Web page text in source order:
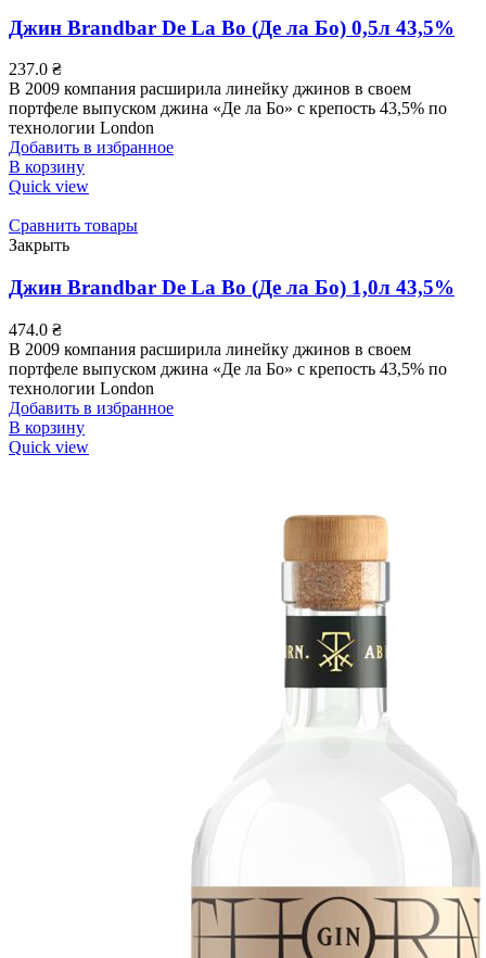
Джин Brandbar De La Bo (Де ла Бо) 0,5л 43,5%
237.0 ₴
В 2009 компания расширила линейку джинов в своем
портфеле выпуском джина «Де ла Бо» с крепость 43,5% по
технологии London
Добавить в избранное
В корзину
Quick view
Сравнить товары
Закрыть
Джин Brandbar De La Bo (Де ла Бо) 1,0л 43,5%
474.0 ₴
В 2009 компания расширила линейку джинов в своем
портфеле выпуском джина «Де ла Бо» с крепость 43,5% по
технологии London
Добавить в избранное
В корзину
Quick view